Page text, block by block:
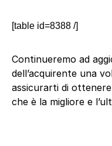
[table id=8388 /]
Continueremo ad
dell’acquirente una
assicurarti di ottenere
che è la migliore e